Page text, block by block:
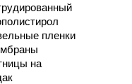
пленки
на